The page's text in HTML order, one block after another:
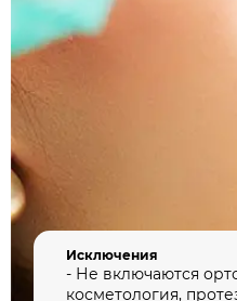
Исключения
- Не включаются
косметология,